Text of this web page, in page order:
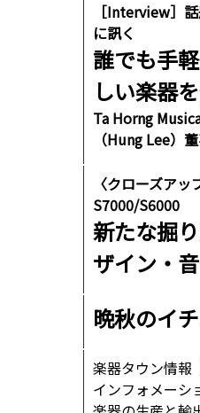
［Interview］
に訊く
誰でも手
しい楽器
Ta Horng
（Hung Lee）
〈クローズア
S7000/S6000
新たな掘
ザイン・
晩秋のイ
楽器タウン情報
インフォメーシ